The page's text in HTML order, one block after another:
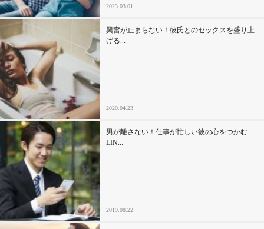
グルメ
趣味・旅行
セックスライフ
不倫・だめ男
感動
心の処方箋
カルチャー・トレンド・芸能
驚き
2023.03.01
興奮が止まらない！彼氏とのセックスを盛り上
げる...
2020.04.23
男が離さない！仕事が忙しい彼の心をつかむ
LIN...
2019.08.22